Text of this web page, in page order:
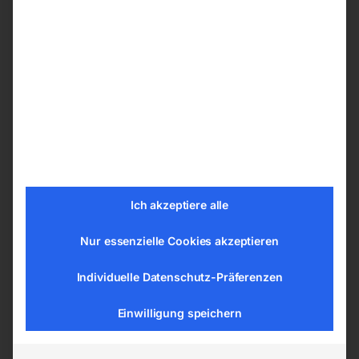
Technische Daten
Schildtyp § 50 Gefahrenzeichen
Kurzzeichen § 50/4
Ich akzeptiere alle
Nur essenzielle Cookies akzeptieren
Individuelle Datenschutz-Präferenzen
Einwilligung speichern